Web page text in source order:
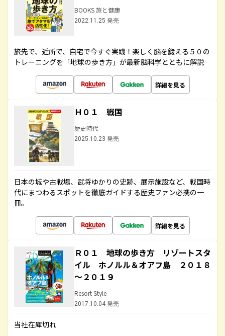
BOOKS 旅と健康
2022.11.25 発売
旅先で、近所で、自宅で今すぐ実践！楽しく脳を鍛える５０の
トレーニングを「地球の歩き方」が最新脳科学とともに解説
詳細を見る
Ｈ０１ 戦国
歴史時代
2025.10.23 発売
日本の城や古戦場、武将ゆかりの史跡、展示施設など、戦国時
代にまつわるスポットを徹底ガイドする歴史ファン必携の一
冊。
詳細を見る
Ｒ０１ 地球の歩き方 リゾートスタ
イル ホノルル＆オアフ島 ２０１８
～２０１９
Resort Style
2017.10.04 発売
当社在庫切れ